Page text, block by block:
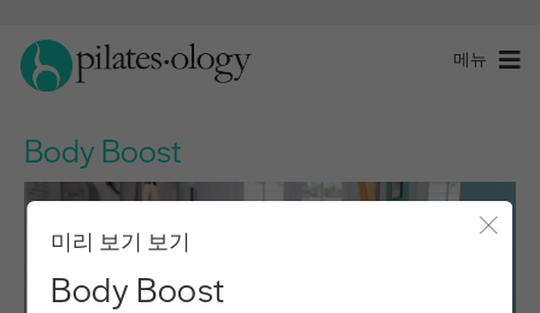
메뉴
Body Boost
미리 보기 보기
Body Boost